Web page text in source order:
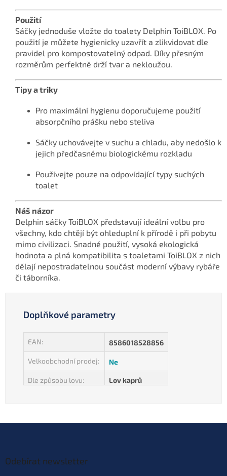
Použití
Sáčky jednoduše vložte do toalety Delphin ToiBLOX. Po
použití je můžete hygienicky uzavřít a zlikvidovat dle
pravidel pro kompostovatelný odpad. Díky přesným
rozměrům perfektně drží tvar a nekloužou.
Tipy a triky
Pro maximální hygienu doporučujeme použití
absorpčního prášku nebo steliva
Sáčky uchovávejte v suchu a chladu, aby nedošlo k
jejich předčasnému biologickému rozkladu
Používejte pouze na odpovídající typy suchých
toalet
Náš názor
Delphin sáčky ToiBLOX představují ideální volbu pro
všechny, kdo chtějí být ohleduplní k přírodě i při pobytu
mimo civilizaci. Snadné použití, vysoká ekologická
hodnota a plná kompatibilita s toaletami ToiBLOX z nich
dělají nepostradatelnou součást moderní výbavy rybáře
či táborníka.
Doplňkové parametry
EAN: 8586018528856
Velkoobchodní prodej: Ne
Dle způsobu lovu: Lov kaprů
Odebírat newsletter